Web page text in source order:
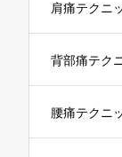
肩痛テクニ
背部痛テク
腰痛テクニ